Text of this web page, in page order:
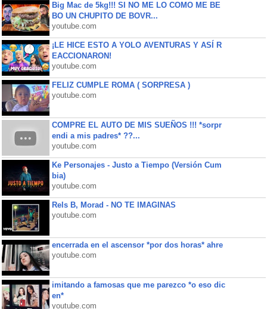
Big Mac de 5kg!!! SI NO ME LO COMO ME BE
BO UN CHUPITO DE BOVR...
youtube.com
¡LE HICE ESTO A YOLO AVENTURAS Y ASÍ R
EACCIONARON!
youtube.com
FELIZ CUMPLE ROMA ( SORPRESA )
youtube.com
COMPRE EL AUTO DE MIS SUEÑOS !!! *sorpr
endi a mis padres* ??...
youtube.com
Ke Personajes - Justo a Tiempo (Versión Cum
bia)
youtube.com
Rels B, Morad - NO TE IMAGINAS
youtube.com
encerrada en el ascensor *por dos horas* ahre
youtube.com
imitando a famosas que me parezco *o eso dic
en*
youtube.com